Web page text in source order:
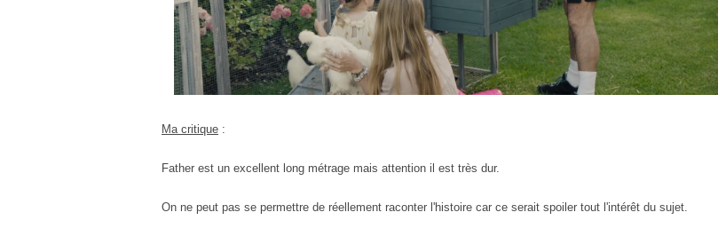
Ma critique :
Father est un excellent long métrage mais attention il est très dur.
On ne peut pas se permettre de réellement raconter l'histoire car ce serait spoiler tout l'intérêt du sujet.